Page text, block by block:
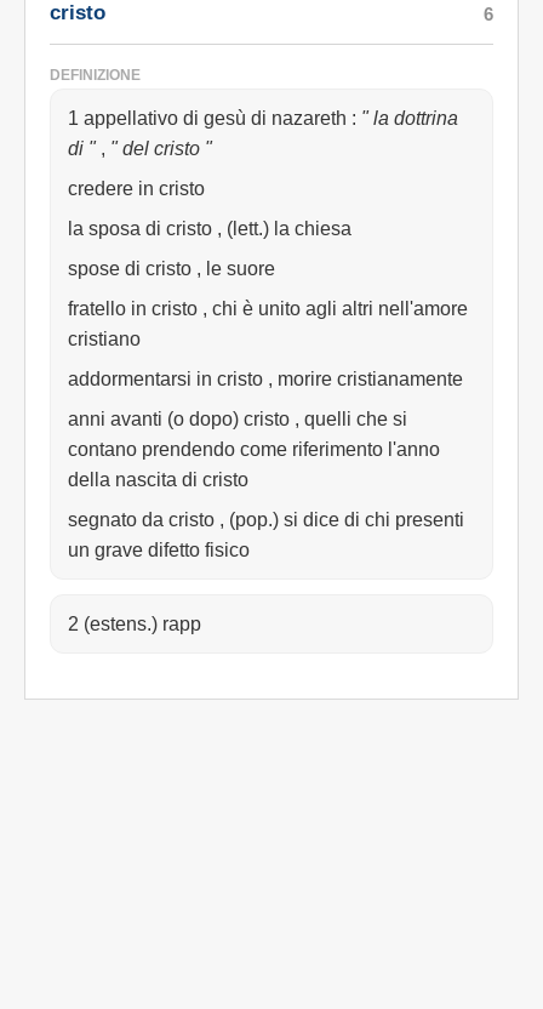
cristo
DEFINIZIONE
1 appellativo di gesù di nazareth : " la dottrina
di " , " del cristo "
credere in cristo
la sposa di cristo , (lett.) la chiesa
spose di cristo , le suore
fratello in cristo , chi è unito agli altri nell'amore
cristiano
addormentarsi in cristo , morire cristianamente
anni avanti (o dopo) cristo , quelli che si
contano prendendo come riferimento l'anno
della nascita di cristo
segnato da cristo , (pop.) si dice di chi presenti
un grave difetto fisico
2 (estens.) rapp
6